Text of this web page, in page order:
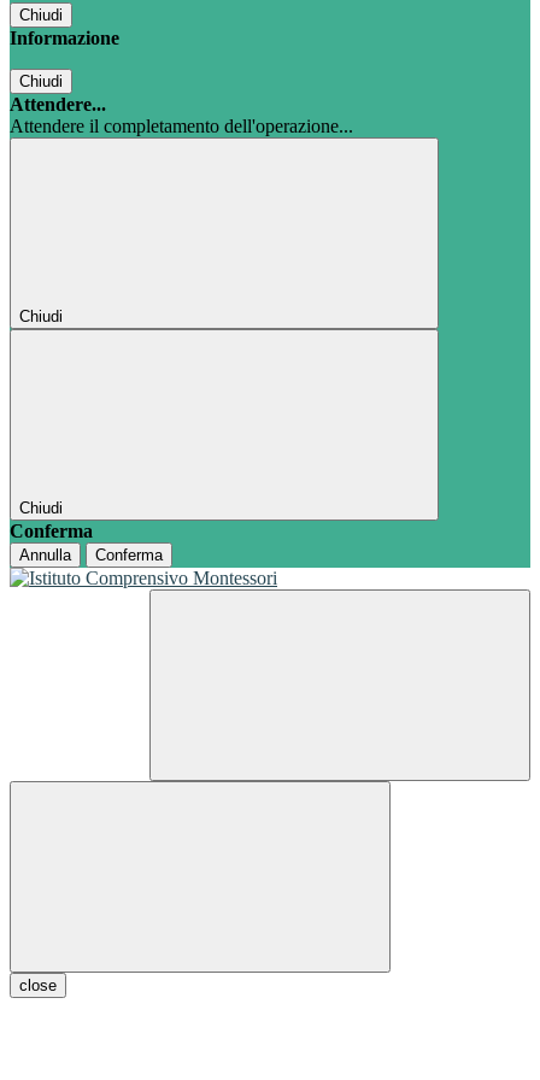
Chiudi
Informazione
Chiudi
Attendere...
Attendere il completamento dell'operazione...
Chiudi
Chiudi
Conferma
Annulla Conferma
close